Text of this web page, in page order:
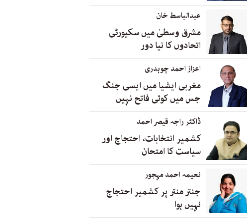
عبدالباسط خان
مشرق وسطیٰ میں سکیورٹی
اتحادوں کا نیا دور
اعزاز احمد چوہدری
مغربی ایشیا میں ایسی جنگ
جس میں کوئی فاتح نہیں
ڈاکٹر راجہ قیصر احمد
کشمیر انتخابات، احتجاج اور
سیاست کا امتحان
نعیمہ احمد مہجور
جنتر منتر پر کشمیر احتجاج
نہیں ہوا